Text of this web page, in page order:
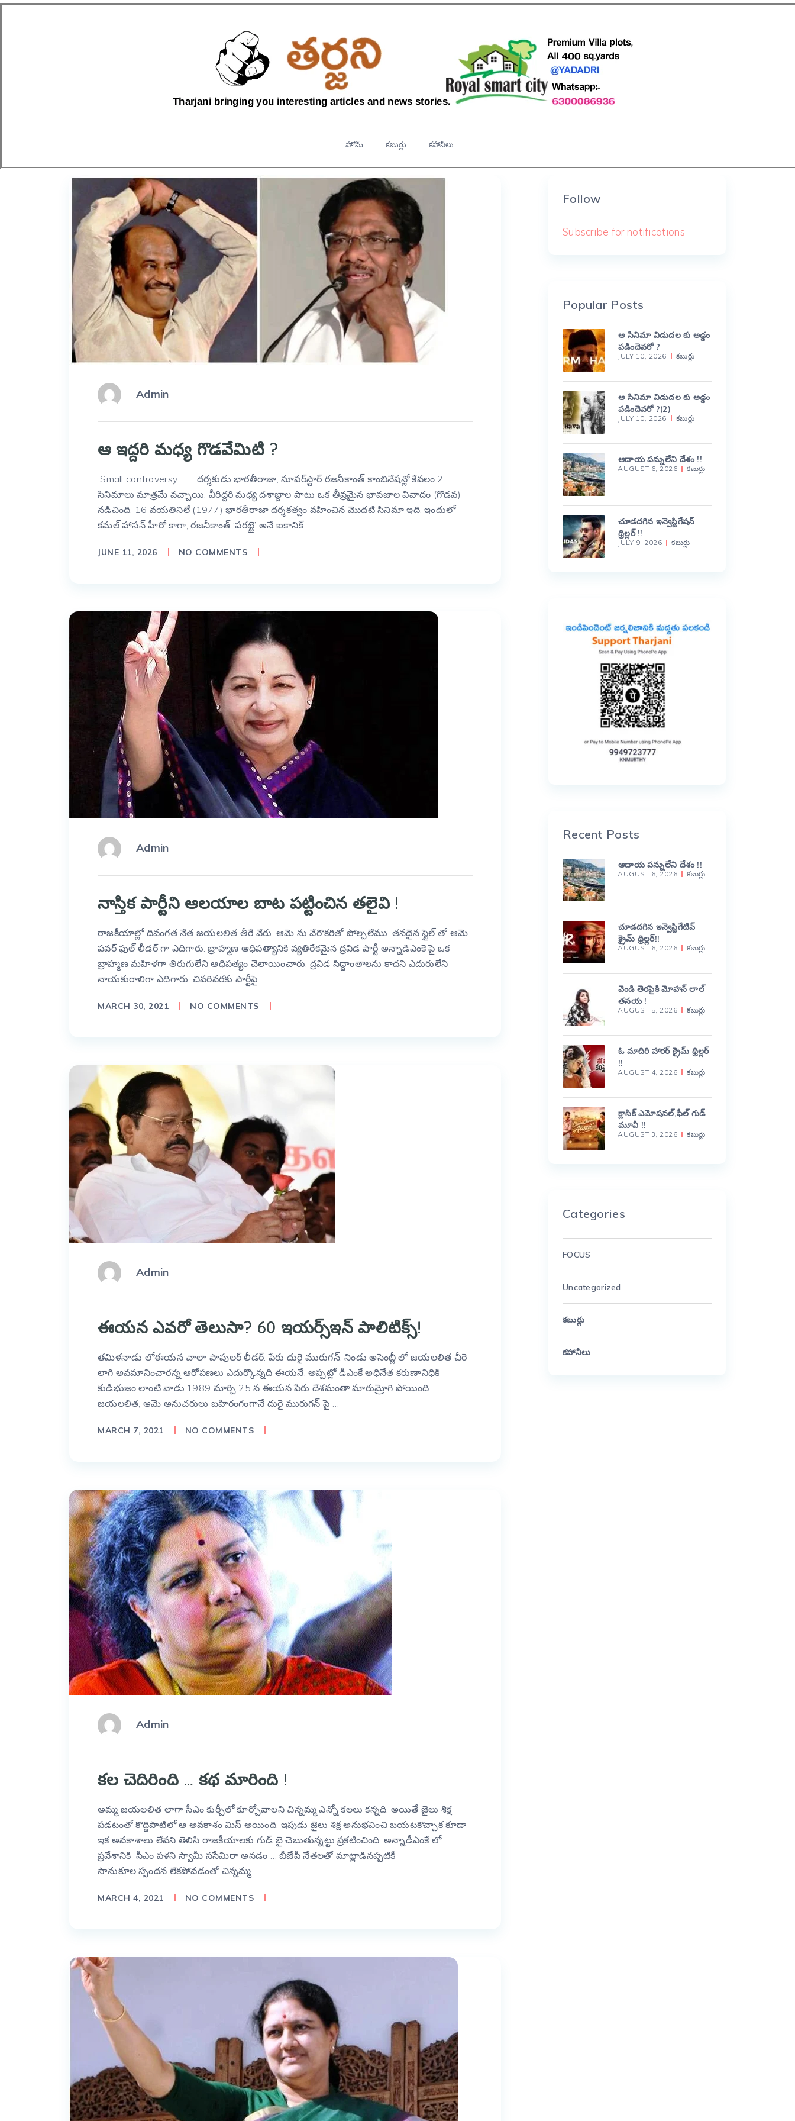
హోమ్ కబుర్లు కహానీలు
Admin
ఆ ఇద్దరి మధ్య గొడవేమిటి ?
Small controversy…….. దర్శకుడు భారతీరాజా, సూపర్‌స్టార్ రజనీకాంత్ కాంబినేషన్లో కేవలం 2
సినిమాలు మాత్రమే వచ్చాయి. వీరిద్దరి మధ్య దశాబ్దాల పాటు ఒక తీవ్రమైన భావజాల వివాదం (గొడవ)
నడిచింది. 16 వయతినిలే (1977) భారతీరాజా దర్శకత్వం వహించిన మొదటి సినిమా ఇది. ఇందులో
కమల్ హాసన్ హీరో కాగా, రజనీకాంత్ ‘పరట్టై’ అనే ఐకానిక్ …
JUNE 11, 2026 NO COMMENTS
Admin
నాస్తిక పార్టీని ఆలయాల బాట పట్టించిన తలైవి !
రాజకీయాల్లో దివంగత నేత జయలలిత తీరే వేరు. ఆమె ను వేరొకరితో పోల్చలేము. తనదైన స్టైల్ తో ఆమె
పవర్ ఫుల్ లీడర్ గా ఎదిగారు. బ్రాహ్మణ ఆధిపత్యానికి వ్యతిరేకమైన ద్రవిడ పార్టీ అన్నాడిఎంకె పై ఒక
బ్రాహ్మణ మహిళగా తిరుగులేని ఆధిపత్యం చెలాయించారు. ద్రవిడ సిద్ధాంతాలను కాదని ఎదురులేని
నాయకురాలిగా ఎదిగారు. చివరివరకు పార్టీపై …
MARCH 30, 2021 NO COMMENTS
Admin
ఈయన ఎవరో తెలుసా? 60 ఇయర్స్ఇన్ పాలిటిక్స్!
తమిళనాడు లోఈయన చాలా పాపులర్ లీడర్. పేరు దురై మురుగన్. నిండు అసెంబ్లీ లో జయలలిత చీరె
లాగి అవమానించారన్న ఆరోపణలు ఎదుర్కొన్నది ఈయనే. అప్పట్లో డీఎంకే అధినేత కరుణానిధికి
కుడిభుజం లాంటి వాడు.1989 మార్చి 25 న ఈయన పేరు దేశమంతా మారుమ్రోగి పోయింది.
జయలలిత, ఆమె అనుచరులు బహిరంగంగానే దురై మురుగన్ పై …
MARCH 7, 2021 NO COMMENTS
Admin
కల చెదిరింది … కథ మారింది !
అమ్మ జయలలిత లాగా సీఎం కుర్చీలో కూర్చోవాలని చిన్నమ్మ ఎన్నో కలలు కన్నది. అయితే జైలు శిక్ష
పడటంతో కొద్దిపాటిలో ఆ అవకాశం మిస్ అయింది. ఇపుడు జైలు శిక్ష అనుభవించి బయటకొచ్చాక కూడా
ఇక అవకాశాలు లేవని తెలిసి రాజకీయాలకు గుడ్ బై చెబుతున్నట్టు ప్రకటించింది. అన్నాడీఎంకే లో
ప్రవేశానికి సీఎం పళని స్వామీ ససేమిరా అనడం … బీజేపీ నేతలతో మాట్లాడినప్పటికీ
సానుకూల స్పందన లేకపోవడంతో చిన్నమ్మ …
MARCH 4, 2021 NO COMMENTS
Follow
Subscribe for notifications
Popular Posts
ఆ సినిమా విడుదల కు అడ్డం
పడిందెవరో ?
JULY 10, 2026 కబుర్లు
ఆ సినిమా విడుదల కు అడ్డం
పడిందెవరో ?(2)
JULY 10, 2026 కబుర్లు
ఆదాయ పన్నులేని దేశం !!
AUGUST 6, 2026 కబుర్లు
చూడదగిన ఇన్వెస్టిగేషన్
థ్రిల్లర్ !!
JULY 9, 2026 కబుర్లు
Recent Posts
ఆదాయ పన్నులేని దేశం !!
AUGUST 6, 2026 కబుర్లు
చూడదగిన ఇన్వెస్టిగేటివ్
క్రైమ్ థ్రిల్లర్!!
AUGUST 6, 2026 కబుర్లు
వెండి తెరపైకి మోహన్ లాల్
తనయ !
AUGUST 5, 2026 కబుర్లు
ఓ మాదిరి హారర్ క్రైమ్ థ్రిల్లర్
!!
AUGUST 4, 2026 కబుర్లు
క్లాసిక్ ఎమోషనల్,ఫీల్ గుడ్
మూవీ !!
AUGUST 3, 2026 కబుర్లు
Categories
FOCUS
Uncategorized
కబుర్లు
కహానీలు